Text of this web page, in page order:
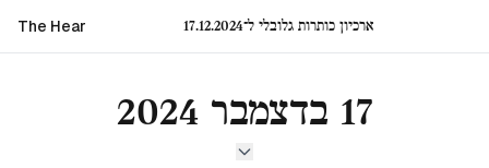
The Hear ארכיון כותרות גלובלי ל־17.12.2024
17 בדצמבר 2024